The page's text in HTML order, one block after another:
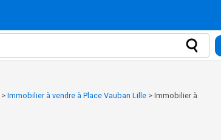
> Immobilier à vendre à Place Vauban Lille > Immobilier à